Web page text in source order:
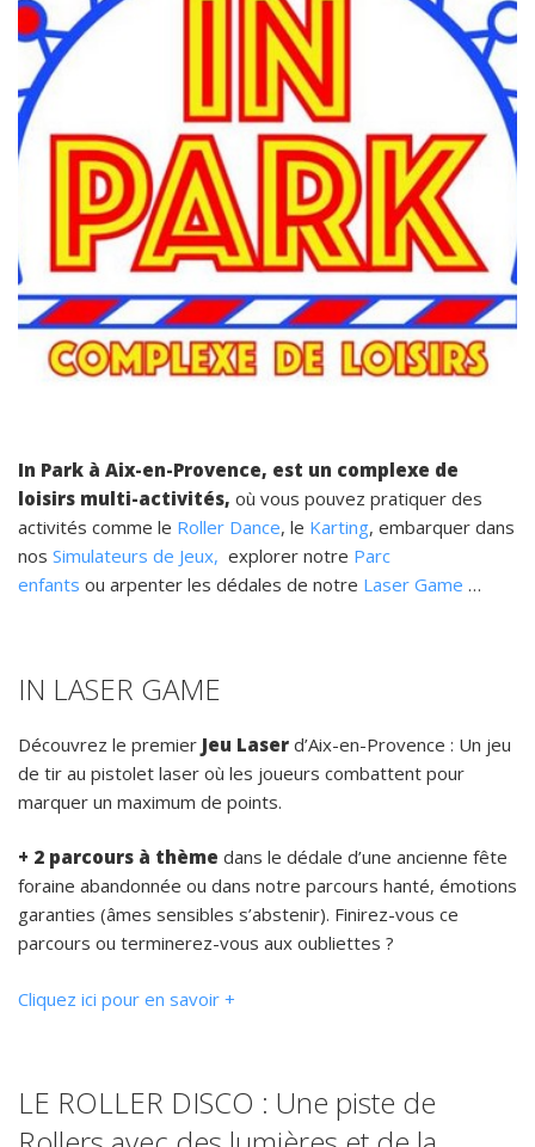
In Park à Aix-en-Provence, est un complexe de
loisirs multi-activités, où vous pouvez pratiquer des
activités comme le Roller Dance, le Karting, embarquer dans
nos Simulateurs de Jeux, explorer notre Parc
enfants ou arpenter les dédales de notre Laser Game …
IN LASER GAME
Découvrez le premier Jeu Laser d’Aix-en-Provence : Un jeu
de tir au pistolet laser où les joueurs combattent pour
marquer un maximum de points.
+ 2 parcours à thème dans le dédale d’une ancienne fête
foraine abandonnée ou dans notre parcours hanté, émotions
garanties (âmes sensibles s’abstenir). Finirez-vous ce
parcours ou terminerez-vous aux oubliettes ?
Cliquez ici pour en savoir +
LE ROLLER DISCO : Une piste de